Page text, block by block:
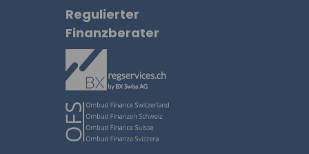
Regulierter
Finanzberater